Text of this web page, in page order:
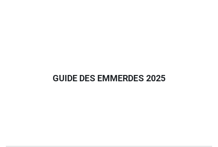
GUIDE DES EMMERDES 2025